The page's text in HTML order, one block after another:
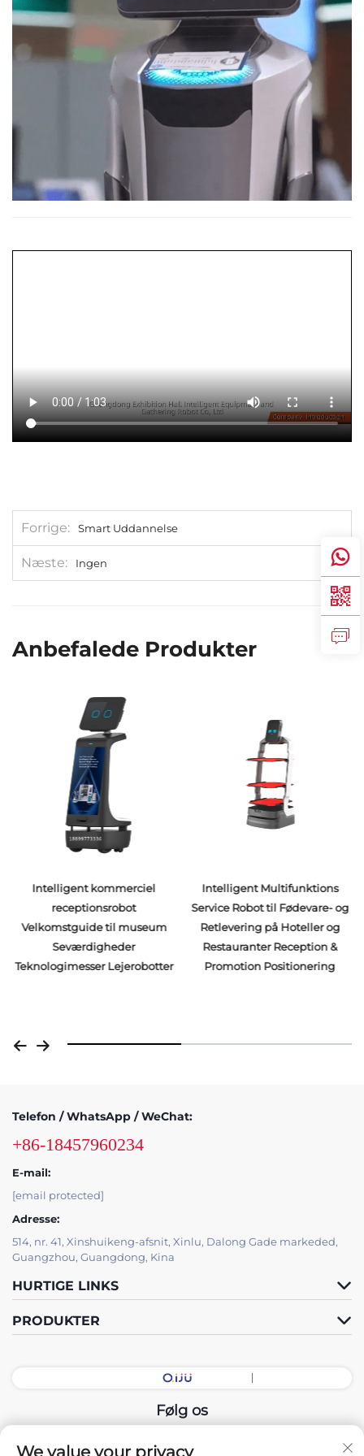
Servicesupport
Forrige Smart Uddannelse
Næste Ingen
Anbefalede Produkter
Intelligent kommerciel
receptionsrobot
Velkomstguide til museum
Seværdigheder
Teknologimesser Lejerobotter
Intelligent Multifunktions
Service Robot til Fødevare- og
Retlevering på Hoteller og
Restauranter Reception &
Promotion Positionering
Telefon / WhatsApp / WeChat:
+86-18457960234
E-mail:
[email protected]
Adresse:
514, nr. 41, Xinshuikeng-afsnit, Xinlu, Dalong Gade markeded,
Guangzhou, Guangdong, Kina
HURTIGE LINKS
PRODUKTER
Følg os
We value your privacy